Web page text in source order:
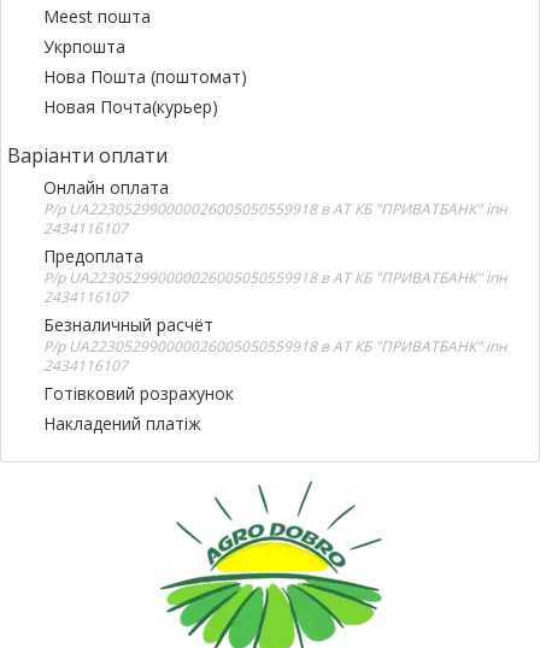
Meest пошта
Укрпошта
Нова Пошта (поштомат)
Новая Почта(курьер)
Варіанти оплати
Онлайн оплата
Р/р UA223052990000026005050559918 в АТ КБ "ПРИВАТБАНК" іпн
2434116107
Предоплата
Р/р UA223052990000026005050559918 в АТ КБ "ПРИВАТБАНК" іпн
2434116107
Безналичный расчёт
Р/р UA223052990000026005050559918 в АТ КБ "ПРИВАТБАНК" іпн
2434116107
Готівковий розрахунок
Накладений платіж